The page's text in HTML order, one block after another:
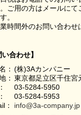
ご用の方はメールに
。
時間外のお問い合わせ
い合わせ】
： (株)3Aカンパニー
： 東京都足立区千住
03-5284-5950
03-5284-5953
：
info@3a-company.jp